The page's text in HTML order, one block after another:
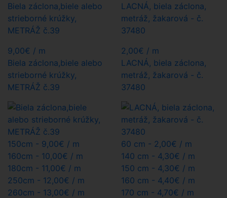
Biela záclona,biele alebo
strieborné krúžky,
METRÁŽ č.39
9,00€ / m
Biela záclona,biele alebo
strieborné krúžky,
METRÁŽ č.39
150cm - 9,00€ / m
160cm - 10,00€ / m
180cm - 11,00€ / m
250cm - 12,00€ / m
260cm - 13,00€ / m
LACNÁ, biela záclona,
metráž, žakarová - č.
37480
2,00€ / m
LACNÁ, biela záclona,
metráž, žakarová - č.
37480
60 cm - 2,00€ / m
140 cm - 4,30€ / m
150 cm - 4,30€ / m
160 cm - 4,40€ / m
170 cm - 4,70€ / m